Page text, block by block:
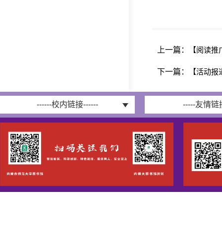
上一篇： 【阅读
下一篇： 【活动
------校内链接------ -----友情链